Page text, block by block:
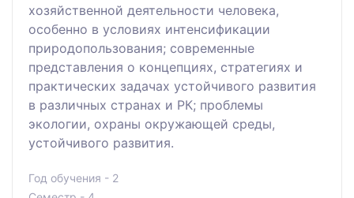
хозяйственной деятельности человека,
особенно в условиях интенсификации
природопользования; современные
представления о концепциях, стратегиях и
практических задачах устойчивого развития
в различных странах и РК; проблемы
экологии, охраны окружающей среды,
устойчивого развития.
Год обучения - 2